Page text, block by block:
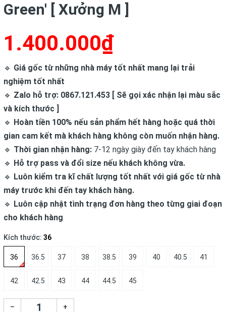
Green' [ Xưởng M ]
1.400.000₫
🔹 Giá gốc từ những nhà máy tốt nhất mang lại trải
nghiệm tốt nhất
🔹 Zalo hỗ trợ: 0867.121.453 [ Sẽ gọi xác nhận lại màu sắc
và kích thước ]
🔹 Hoàn tiền 100% nếu sản phẩm hết hàng hoặc quá thời
gian cam kết mà khách hàng không còn muốn nhận hàng.
🔹 Thời gian nhận hàng: 7-12 ngày giày đến tay khách hàng
🔹 Hỗ trợ pass và đổi size nếu khách không vừa.
🔹 Luôn kiểm tra kĩ chất lượng tốt nhất với giá gốc từ nhà
máy trước khi đến tay khách hàng.
🔹 Luôn cập nhật tình trạng đơn hàng theo từng giai đoạn
cho khách hàng
Kích thước: 36
36 36.5 37 38 38.5 39 40 40.5 41
42 42.5 43 44 44.5 45
– +